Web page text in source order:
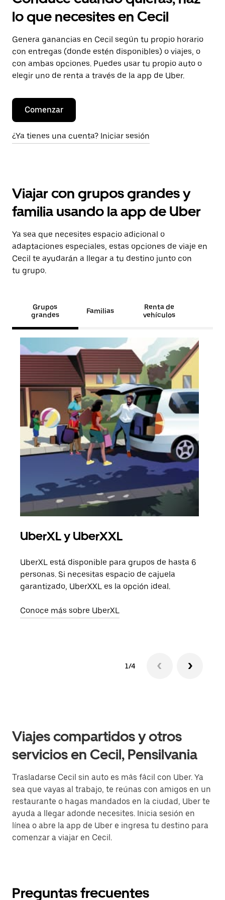
lo que necesites en Cecil
Genera ganancias en Cecil según tu propio horario
con entregas (donde estén disponibles) o viajes, o
con ambas opciones. Puedes usar tu propio auto o
elegir uno de renta a través de la app de Uber.
Comenzar
¿Ya tienes una cuenta? Iniciar sesión
Viajar con grupos grandes y
familia usando la app de Uber
Ya sea que necesites espacio adicional o
adaptaciones especiales, estas opciones de viaje en
Cecil te ayudarán a llegar a tu destino junto con
tu grupo.
Grupos
grandes
Familias
Renta de
vehículos
UberXL y UberXXL
UberXL está disponible para grupos de hasta 6
personas. Si necesitas espacio de cajuela
garantizado, UberXXL es la opción ideal.
Conoce más sobre UberXL
1/4
Viajes compartidos y otros
servicios en Cecil, Pensilvania
Trasladarse Cecil sin auto es más fácil con Uber. Ya
sea que vayas al trabajo, te reúnas con amigos en un
restaurante o hagas mandados en la ciudad, Uber te
ayuda a llegar adonde necesites. Inicia sesión en
línea o abre la app de Uber e ingresa tu destino para
comenzar a viajar en Cecil.
Preguntas frecuentes